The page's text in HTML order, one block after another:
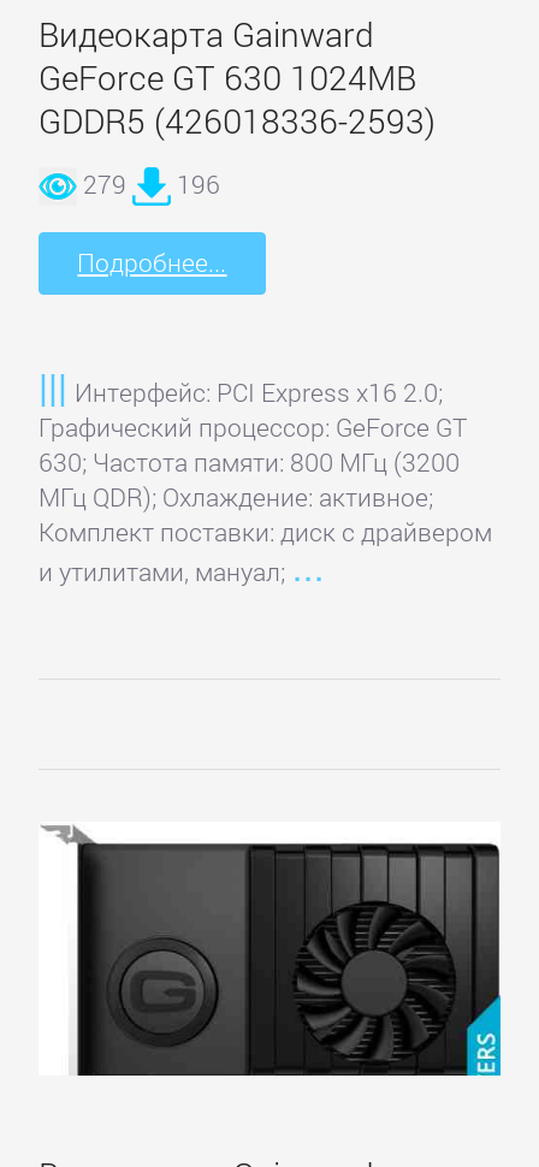
Видеокарта Gainward
GeForce GT 630 1024MB
GDDR5 (426018336-2593)
279 196
Подробнее...
Интерфейс: PCI Express x16 2.0;
Графический процессор: GeForce GT
630; Частота памяти: 800 МГц (3200
МГц QDR); Охлаждение: активное;
Комплект поставки: диск с драйвером
и утилитами, мануал;
3D
EliteGroup
EVGA
Force3D
Gainward
Galaxy
Gigabyte
Inno3D